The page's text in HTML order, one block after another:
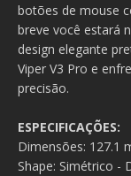
botões de mouse
breve você estará
design elegante
Viper V3 Pro e
precisão.
ESPECIFICAÇÕES:
Dimensões: 127.1
Shape: Simétrico -